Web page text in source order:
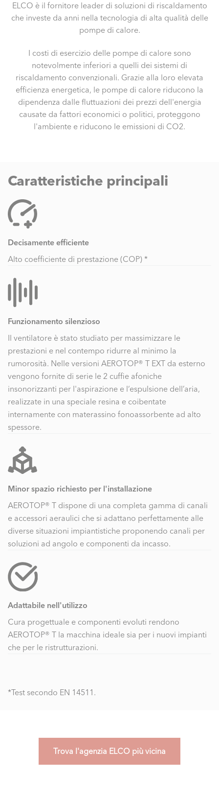
ELCO è il fornitore leader di soluzioni di riscaldamento
che investe da anni nella tecnologia di alta qualità delle
pompe di calore.
I costi di esercizio delle pompe di calore sono
notevolmente inferiori a quelli dei sistemi di
riscaldamento convenzionali. Grazie alla loro elevata
efficienza energetica, le pompe di calore riducono la
dipendenza dalle fluttuazioni dei prezzi dell'energia
causate da fattori economici o politici, proteggono
l'ambiente e riducono le emissioni di CO2.
Caratteristiche principali
Decisamente efficiente
Alto coefficiente di prestazione (COP) *
Funzionamento silenzioso
Il ventilatore è stato studiato per massimizzare le
prestazioni e nel contempo ridurre al minimo la
rumorosità. Nelle versioni AEROTOP® T EXT da esterno
vengono fornite di serie le 2 cuffie afoniche
insonorizzanti per l'aspirazione e l‘espulsione dell’aria,
realizzate in una speciale resina e coibentate
internamente con materassino fonoassorbente ad alto
spessore.
Minor spazio richiesto per l'installazione
AEROTOP® T dispone di una completa gamma di canali
e accessori aeraulici che si adattano perfettamente alle
diverse situazioni impiantistiche proponendo canali per
soluzioni ad angolo e componenti da incasso.
Adattabile nell'utilizzo
Cura progettuale e componenti evoluti rendono
AEROTOP® T la macchina ideale sia per i nuovi impianti
che per le ristrutturazioni.
*Test secondo EN 14511.
Trova l'agenzia ELCO più vicina